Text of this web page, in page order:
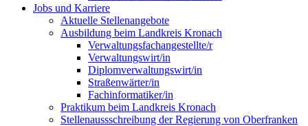
Jobs und Karriere
Aktuelle Stellenangebote
Ausbildung beim Landkreis Kronach
Verwaltungsfachangestellte/r
Verwaltungswirt/in
Diplomverwaltungswirt/in
Straßenwärter/in
Fachinformatiker/in
Praktikum beim Landkreis Kronach
Stellenaussschreibung der Regierung von Oberfranken